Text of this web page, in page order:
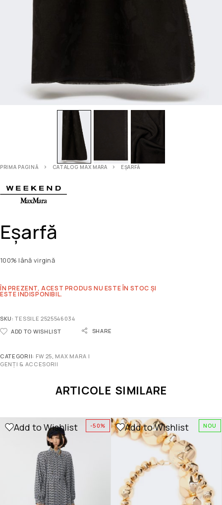
PRIMA PAGINĂ CATALOG MAX MARA EȘARFĂ
Eșarfă
100% lână virgină
ÎN PREZENT, ACEST PRODUS NU ESTE ÎN STOC ȘI
ESTE INDISPONIBIL.
SKU:TESSILE 2525546034
ADD TO WISHLIST
SHARE
CATEGORII: FW 25, MAX MARA |
GENȚI & ACCESORII
ARTICOLE SIMILARE
-50%
Add to Wishlist NOU
Add to Wishlist